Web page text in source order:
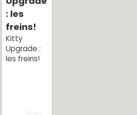
: les
freins!
Kitty
Upgrade :
les freins!